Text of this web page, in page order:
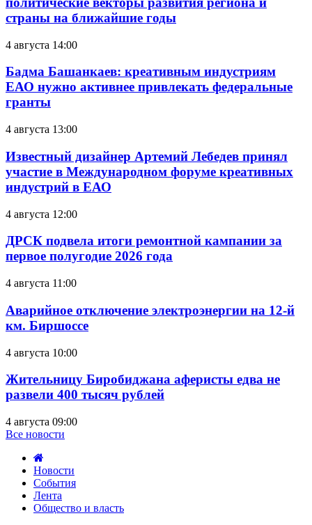
страны на ближайшие годы
4 августа 14:00
Бадма Башанкаев: креативным индустриям
ЕАО нужно активнее привлекать федеральные
гранты
4 августа 13:00
Известный дизайнер Артемий Лебедев принял
участие в Международном форуме креативных
индустрий в ЕАО
4 августа 12:00
ДРСК подвела итоги ремонтной кампании за
первое полугодие 2026 года
4 августа 11:00
Аварийное отключение электроэнергии на 12-й
км. Биршоссе
4 августа 10:00
Жительницу Биробиджана аферисты едва не
развели 400 тысяч рублей
4 августа 09:00
Все новости
Новости
События
Лента
Общество и власть